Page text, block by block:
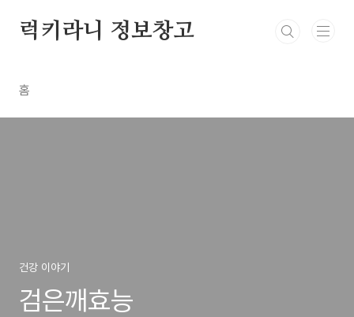
럭키라니 정보창고
홈
건강 이야기
검은깨효능